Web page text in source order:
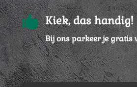
 Kiek, das handig!
Bij ons parkeer je gratis